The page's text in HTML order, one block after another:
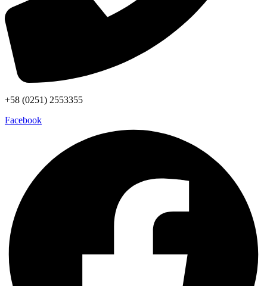
+58 (0251) 2553355
Facebook